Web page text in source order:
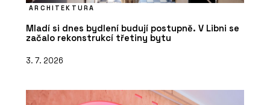
ARCHITEKTURA
Mladí si dnes bydlení budují postupně. V Libni se
začalo rekonstrukcí třetiny bytu
3. 7. 2026